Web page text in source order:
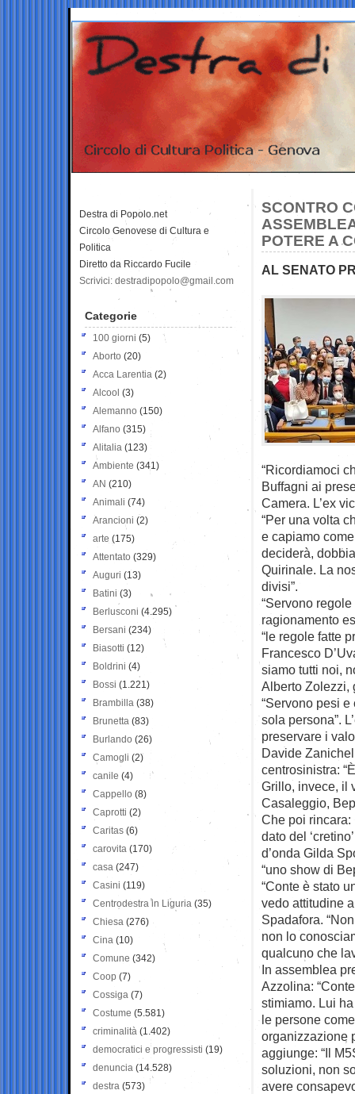
SCONTRO
POTERE A
AL SENATO
“Ricordiamoci
Buffagni ai
Camera. L’ex
“Per una volta
e capiamo
deciderà,
Quirinale. La
divisi”.
“Servono
ragionamento
“le regole fatte
Francesco
siamo tutti noi,
Alberto Zolezzi,
“Servono pesi
sola persona”.
preservare i
Davide
centrosinistra:
Grillo, invece, il
Casaleggio,
Che poi rincara:
dato del
d’onda Gilda
“uno show di
“Conte è stato
vedo attitudine
Spadafora.
non lo
qualcuno che
In assemblea
Azzolina:
stimiamo. Lui
le persone
organizzazione
aggiunge: “Il
soluzioni, non
avere
Destra di Popolo.net
Circolo Genovese di Cultura e
Politica
Diretto da Riccardo Fucile
Scrivici: destradipopolo@gmail.com
Categorie
100 giorni (5)
Aborto (20)
Acca Larentia (2)
Alcool (3)
Alemanno (150)
Alfano (315)
Alitalia (123)
Ambiente (341)
AN (210)
Animali (74)
Arancioni (2)
arte (175)
Attentato (329)
Auguri (13)
Batini (3)
Berlusconi (4.295)
Bersani (234)
Biasotti (12)
Boldrini (4)
Bossi (1.221)
Brambilla (38)
Brunetta (83)
Burlando (26)
Camogli (2)
canile (4)
Cappello (8)
Caprotti (2)
Caritas (6)
carovita (170)
casa (247)
Casini (119)
Centrodestra in Liguria (35)
Chiesa (276)
Cina (10)
Comune (342)
Coop (7)
Cossiga (7)
Costume (5.581)
criminalità (1.402)
democratici e progressisti (19)
denuncia (14.528)
destra (573)